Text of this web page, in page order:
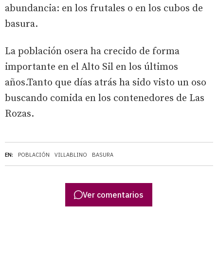
EN: POBLACIÓN VILLABLINO BASURA
abundancia: en los frutales o en los cubos de
basura.
La población osera ha crecido de forma
importante en el Alto Sil en los últimos
años.Tanto que días atrás ha sido visto un oso
buscando comida en los contenedores de Las
Rozas.
Ver comentarios